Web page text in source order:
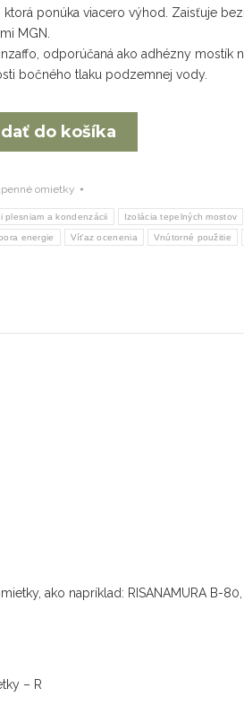
ponúka viacero výhod. Zaisťuje
MGN.
odporúčaná ako adhézny mostík
bočného tlaku podzemnej vody.
do košíka
omietky
plesniam a kondenzácii Izolácia tepelných mostov
energie Víťaz ocenenia Vnútorné použitie
ako napríklad: RISANAMURA B-80,
– R